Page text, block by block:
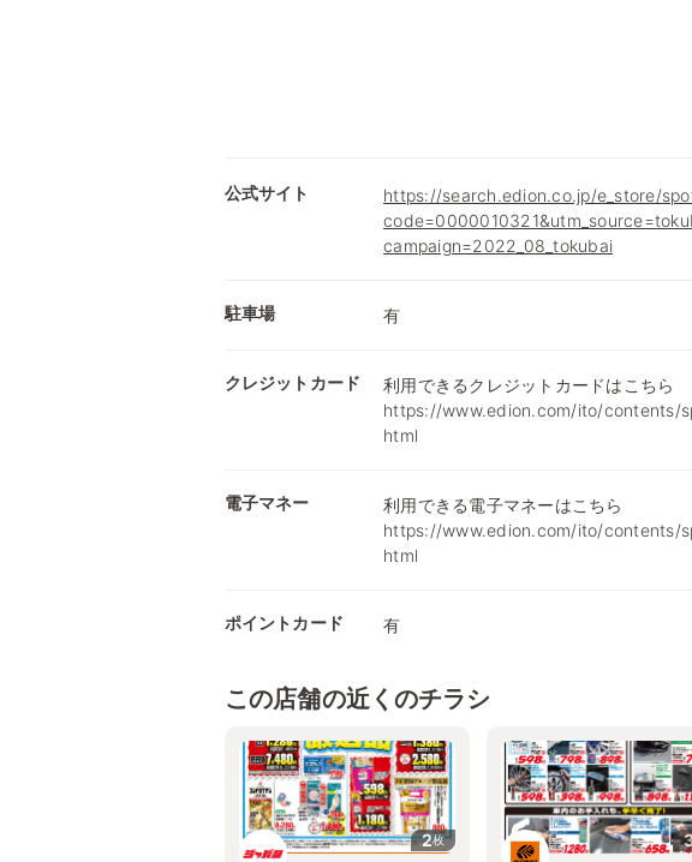
公式サイト
https://search.edion.co.jp/e_store/
campaign=2022_08_tokubai
駐車場 有
クレジットカード
利用できるクレジットカードはこちら
https://www.edion.com/ito/contents/
html
電子マネー
利用できる電子マネーはこちら
https://www.edion.com/ito/contents/
html
ポイントカード 有
この店舗の近くのチラシ
2枚